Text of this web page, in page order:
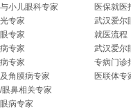
小儿眼科专家
专家
专家
专家
专家
角膜病专家
眼鼻相关专家
病专家
医保就医
武汉爱尔
就医流程
武汉爱尔
专病门诊
医联体专